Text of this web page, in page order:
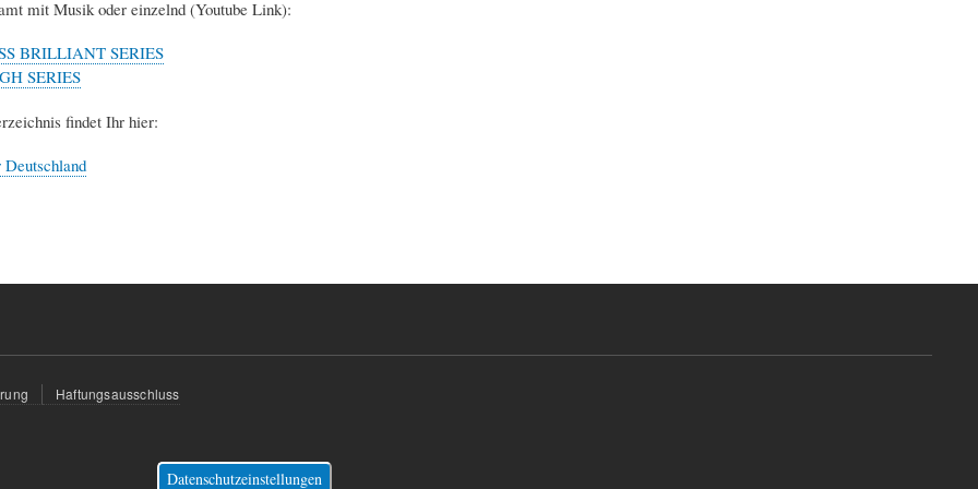
mit Musik oder einzelnd (Youtube Link):
BRILLIANT SERIES
SERIES
findet Ihr hier:
Haftungsausschluss
Datenschutzeinstellungen